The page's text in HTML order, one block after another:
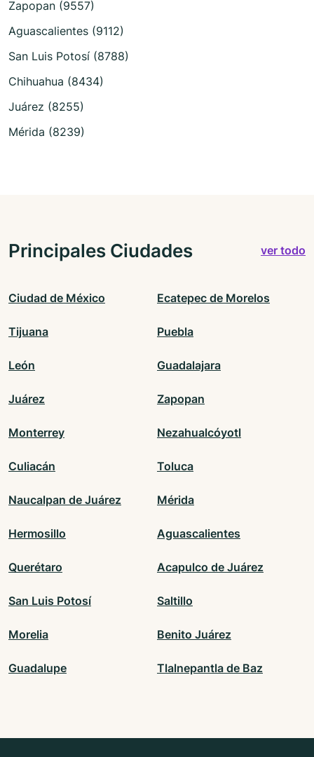
Zapopan (9557)
Aguascalientes (9112)
San Luis Potosí (8788)
Chihuahua (8434)
Juárez (8255)
Mérida (8239)
Principales Ciudades ver todo
Ciudad de México Ecatepec de Morelos
Tijuana Puebla
León Guadalajara
Juárez Zapopan
Monterrey Nezahualcóyotl
Culiacán Toluca
Naucalpan de Juárez Mérida
Hermosillo Aguascalientes
Querétaro Acapulco de Juárez
San Luis Potosí Saltillo
Morelia Benito Juárez
Guadalupe Tlalnepantla de Baz